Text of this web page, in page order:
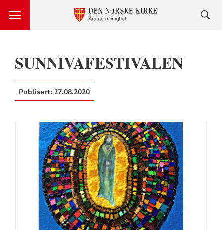
SUNNIVAFESTIVALEN
Publisert: 27.08.2020